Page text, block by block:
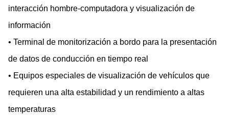
interacción hombre-computadora y visualización de
información
• Terminal de monitorización a bordo para la presentación
de datos de conducción en tiempo real
• Equipos especiales de visualización de vehículos que
requieren una alta estabilidad y un rendimiento a altas
temperaturas